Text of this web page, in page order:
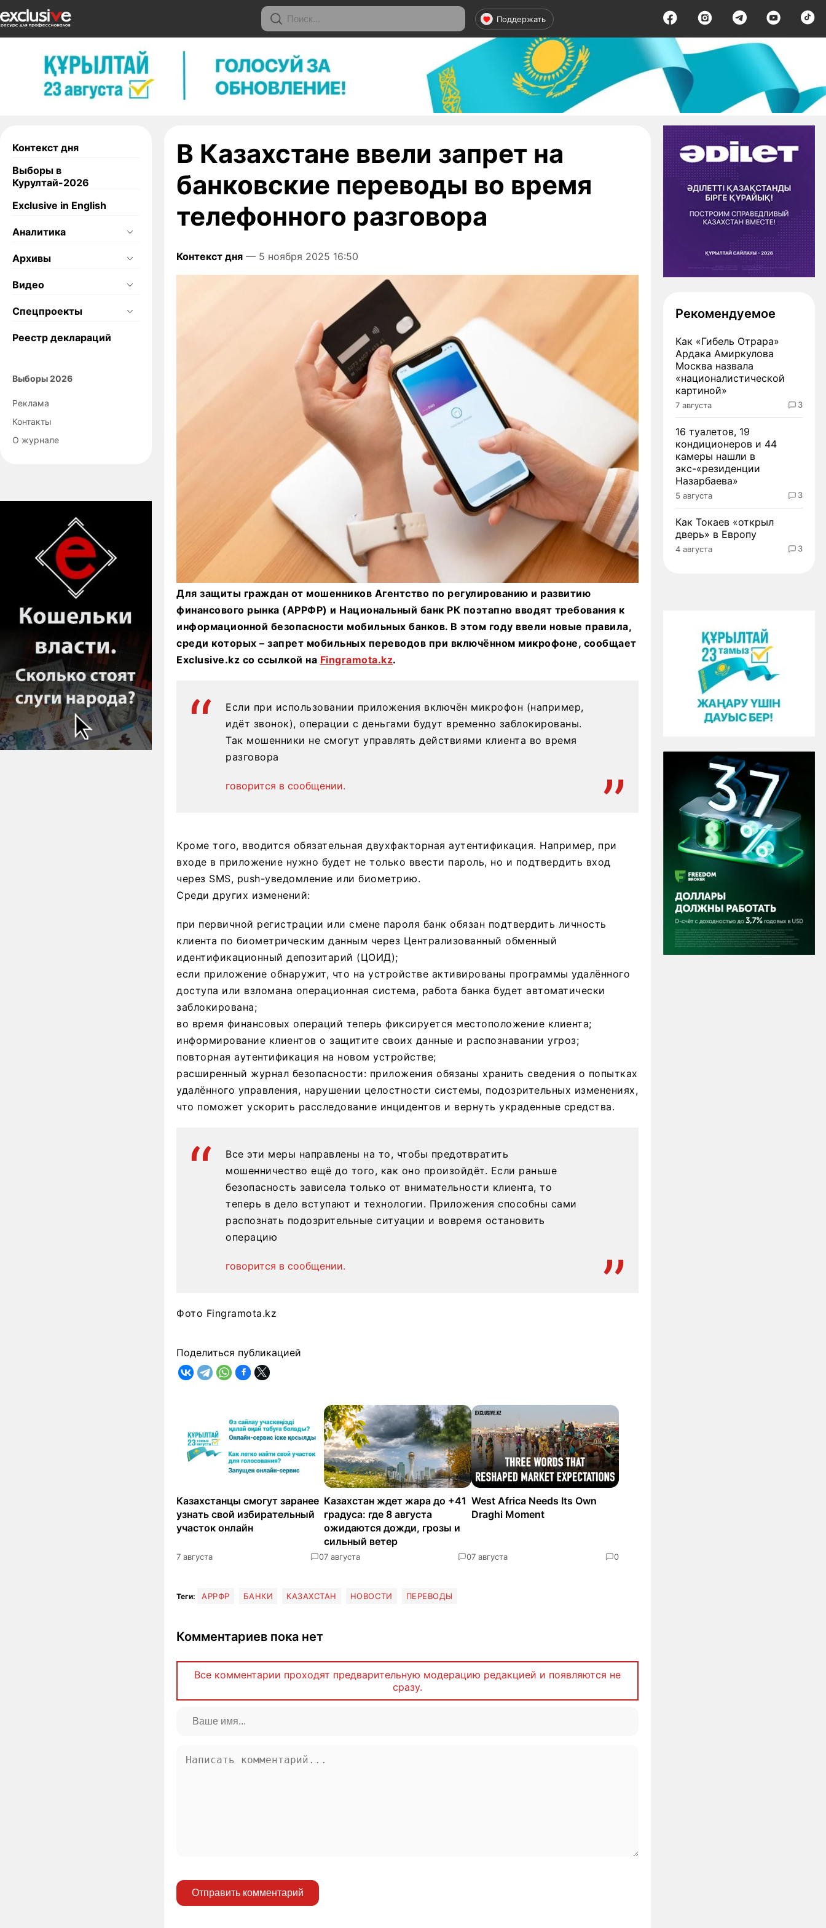
Поддержать
Контекст дня
Выборы в
Курултай-2026
Exclusive in English
Аналитика
Архивы
Видео
Спецпроекты
Реестр деклараций
Выборы 2026
Реклама
Контакты
О журнале
В Казахстане ввели запрет на
банковские переводы во время
телефонного разговора
Контекст дня — 5 ноября 2025 16:50
Для защиты граждан от мошенников Агентство по регулированию и развитию
финансового рынка (АРРФР) и Национальный банк РК поэтапно вводят требования к
информационной безопасности мобильных банков. В этом году ввели новые правила,
среди которых – запрет мобильных переводов при включённом микрофоне, сообщает
Exclusive.kz со ссылкой на Fingramota.kz.
Если при использовании приложения включён микрофон (например,
идёт звонок), операции с деньгами будут временно заблокированы.
Так мошенники не смогут управлять действиями клиента во время
разговора
говорится в сообщении.
Кроме того, вводится обязательная двухфакторная аутентификация. Например, при
входе в приложение нужно будет не только ввести пароль, но и подтвердить вход
через SMS, push-уведомление или биометрию.
Среди других изменений:
при первичной регистрации или смене пароля банк обязан подтвердить личность
клиента по биометрическим данным через Централизованный обменный
идентификационный депозитарий (ЦОИД);
если приложение обнаружит, что на устройстве активированы программы удалённого
доступа или взломана операционная система, работа банка будет автоматически
заблокирована;
во время финансовых операций теперь фиксируется местоположение клиента;
информирование клиентов о защитите своих данные и распознавании угроз;
повторная аутентификация на новом устройстве;
расширенный журнал безопасности: приложения обязаны хранить сведения о попытках
удалённого управления, нарушении целостности системы, подозрительных изменениях,
что поможет ускорить расследование инцидентов и вернуть украденные средства.
Все эти меры направлены на то, чтобы предотвратить
мошенничество ещё до того, как оно произойдёт. Если раньше
безопасность зависела только от внимательности клиента, то
теперь в дело вступают и технологии. Приложения способны сами
распознать подозрительные ситуации и вовремя остановить
операцию
говорится в сообщении.
Фото Fingramota.kz
Поделиться публикацией
Казахстанцы смогут заранее
узнать свой избирательный
участок онлайн
7 августа 0
Казахстан ждет жара до +41
градуса: где 8 августа
ожидаются дожди, грозы и
сильный ветер
7 августа 0
West Africa Needs Its Own
Draghi Moment
7 августа 0
Теги: АРРФР БАНКИ КАЗАХСТАН НОВОСТИ ПЕРЕВОДЫ
Комментариев пока нет
Все комментарии проходят предварительную модерацию редакцией и появляются не
сразу.
Отправить комментарий
Рекомендуемое
Как «Гибель Отрара»
Ардака Амиркулова
Москва назвала
«националистической
картиной»
7 августа 3
16 туалетов, 19
кондиционеров и 44
камеры нашли в
экс-«резиденции
Назарбаева»
5 августа 3
Как Токаев «открыл
дверь» в Европу
4 августа 3